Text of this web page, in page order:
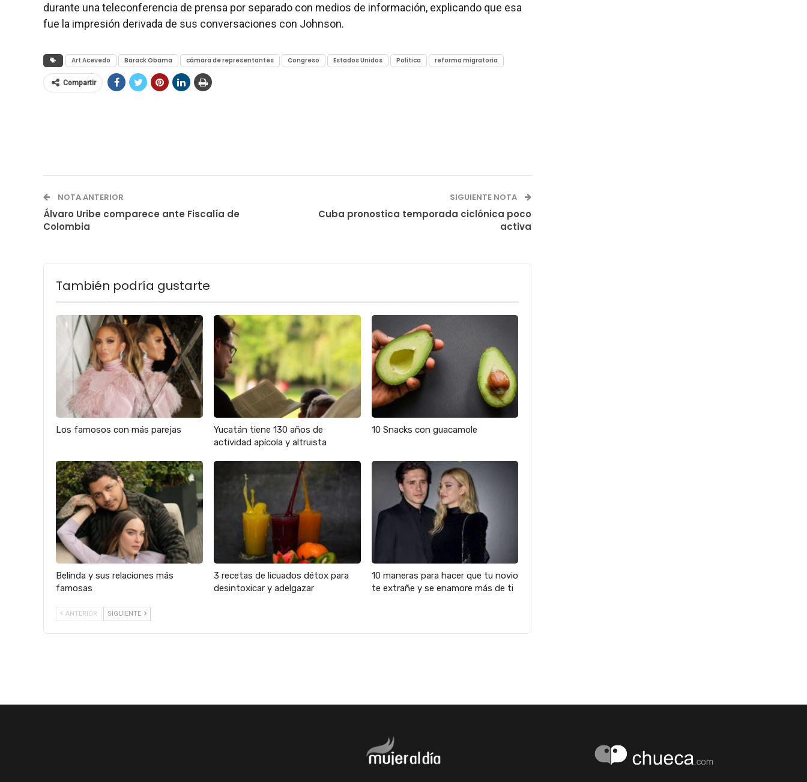
durante una teleconferencia de prensa por separado con medios de información, explicando que esa
fue la impresión derivada de sus conversaciones con Johnson.
Art Acevedo Barack Obama cámara de representantes Congreso Estados Unidos Política reforma migratoria
Compartir
NOTA ANTERIOR
Álvaro Uribe comparece ante Fiscalía de
Colombia
SIGUIENTE NOTA
Cuba pronostica temporada ciclónica poco
activa
También podría gustarte
Los famosos con más parejas
Yucatán tiene 130 años de
actividad apícola y altruista
10 Snacks con guacamole
Belinda y sus relaciones más
famosas
3 recetas de licuados détox para
desintoxicar y adelgazar
10 maneras para hacer que tu novio
te extrañe y se enamore más de ti
ANTERIOR SIGUIENTE